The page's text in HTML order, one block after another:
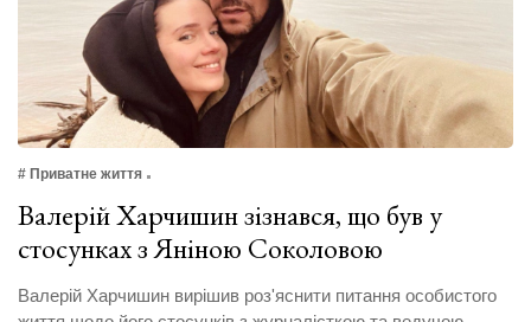
# Приватне життя
Валерій Харчишин зізнався, що був у
стосунках з Яніною Соколовою
Валерій Харчишин вирішив роз'яснити питання особистого